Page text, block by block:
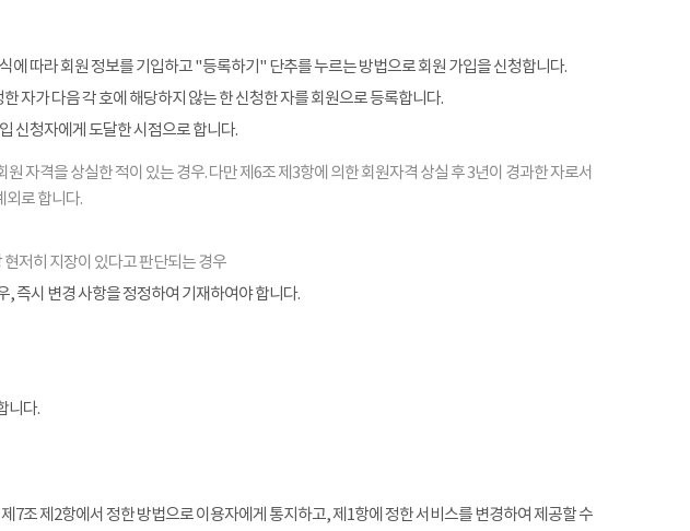
에 따라 회원 정보를 기입하고 "등록하기" 단추를 누르는 방법으로 회원 가입을 신청합니다.
자가 다음 각 호에 해당하지 않는 한 신청한 자를 회원으로 등록합니다.
신청자에게 도달한 시점으로 합니다.
자격을 상실한 적이 있는 경우. 다만 제6조 제3항에 의한 회원자격 상실 후 3년이 경과한 자로서
외로 합니다.
저히 지장이 있다고 판단되는 경우
, 즉시 변경 사항을 정정하여 기재하여야 합니다.
니다.
7조 제2항에서 정한 방법으로 이용자에게 통지하고, 제1항에 정한 서비스를 변경하여 제공할 수